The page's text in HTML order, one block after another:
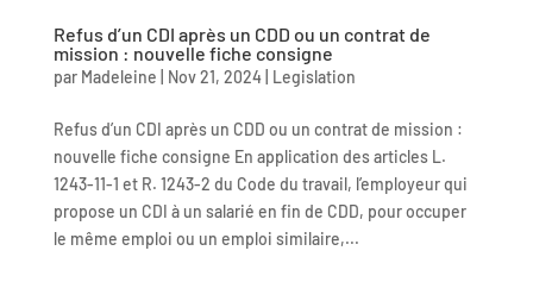
Refus d’un CDI après un CDD ou un contrat de
mission : nouvelle fiche consigne
par Madeleine Nov 21, 2024| Legislation
Refus d’un CDI après un CDD ou un contrat de mission :
nouvelle fiche consigne En application des articles L.
1243-11-1 et R. 1243-2 du Code du travail, l’employeur qui
propose un CDI à un salarié en fin de CDD, pour occuper
le même emploi ou un emploi similaire,...